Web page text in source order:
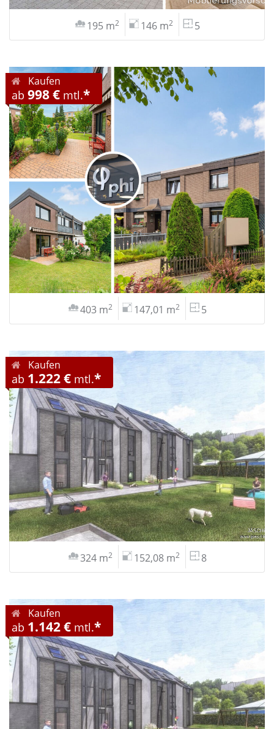
195 m2 146 m2 5
Kaufen
ab 998 € mtl.*
403 m2 147,01 m2 5
Kaufen
ab 1.222 € mtl.*
324 m2 152,08 m2 8
Kaufen
ab 1.142 € mtl.*